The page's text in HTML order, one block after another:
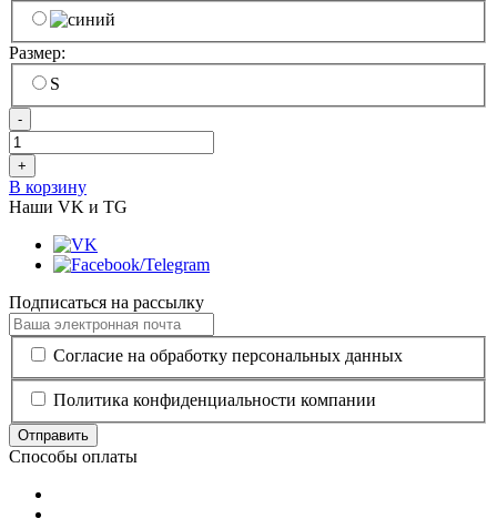
Размер:
S
-
+
В корзину
Наши VK и TG
Подписаться на рассылку
Согласие на обработку персональных данных
Политика конфиденциальности компании
Отправить
Способы оплаты